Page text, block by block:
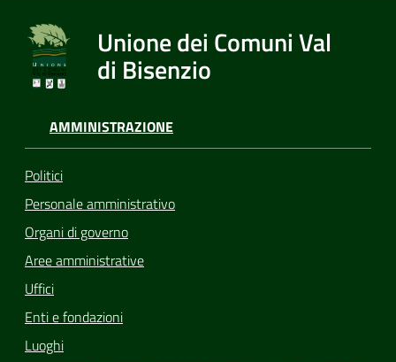
Unione dei Comuni Val
di Bisenzio
AMMINISTRAZIONE
Politici
Personale amministrativo
Organi di governo
Aree amministrative
Uffici
Enti e fondazioni
Luoghi